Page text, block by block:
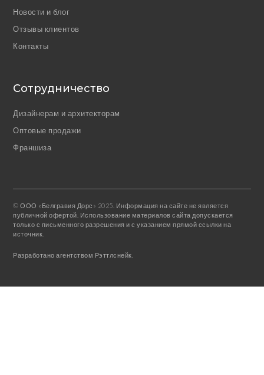
Новости и блог
Отзывы клиентов
Контакты
Сотрудничество
Дизайнерам и архитекторам
Оптовые продажи
Франшиза
© ООО «Белгравия Дорс» 2025. Информация на сайте не является
публичной офертой. Использование материалов сайта допускается
только с письменного разрешения и с указанием прямой ссылки на
источник.
Разработано агентством Рэттлснейк.